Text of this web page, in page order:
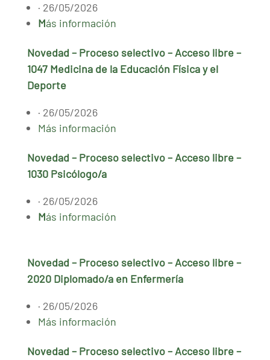
· 26/05/2026
Más información
Novedad – Proceso selectivo – Acceso libre –
1047 Medicina de la Educación Física y el
Deporte
· 26/05/2026
Más información
Novedad – Proceso selectivo – Acceso libre –
1030 Psicólogo/a
· 26/05/2026
Más información
Novedad – Proceso selectivo – Acceso libre –
2020 Diplomado/a en Enfermería
· 26/05/2026
Más información
Novedad – Proceso selectivo – Acceso libre –